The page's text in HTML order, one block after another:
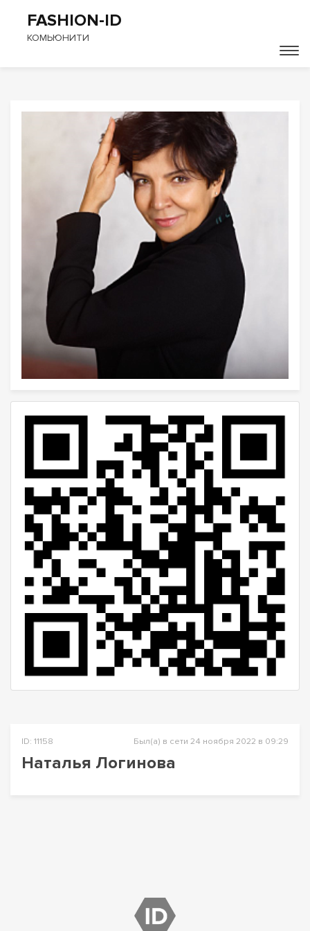
FASHION-ID
КОМЬЮНИТИ
ID: 11158 Был(а) в сети 24 ноября 2022 в 09:29
Наталья Логинова